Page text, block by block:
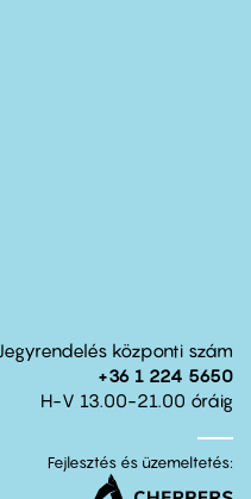
központi szám
+36 1 224 5650
H-V 13.00-21.00 óráig
Fejlesztés és üzemeltetés: